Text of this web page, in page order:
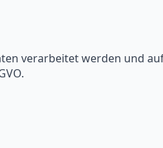
verarbeitet werden und